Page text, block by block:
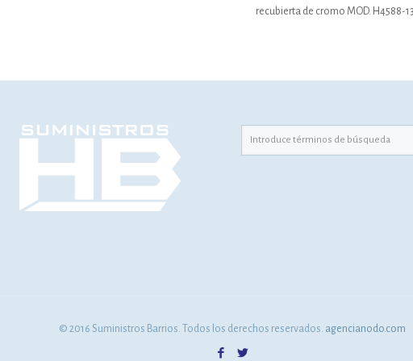
recubierta de cromo MOD. H4588-
© 2016 Suministros Barrios. Todos los derechos reservados. agencianodo.com